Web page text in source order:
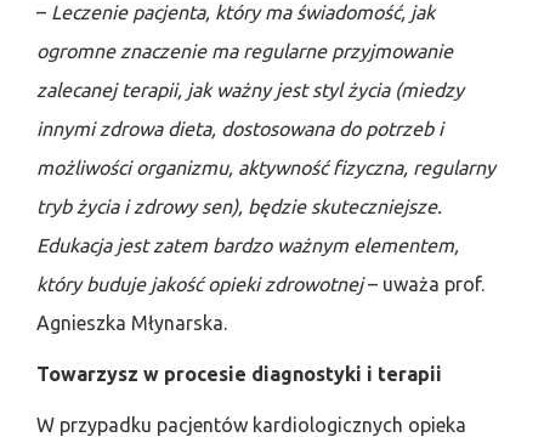
– Leczenie pacjenta, który ma świadomość, jak
ogromne znaczenie ma regularne przyjmowanie
zalecanej terapii, jak ważny jest styl życia (miedzy
innymi zdrowa dieta, dostosowana do potrzeb i
możliwości organizmu, aktywność fizyczna, regularny
tryb życia i zdrowy sen), będzie skuteczniejsze.
Edukacja jest zatem bardzo ważnym elementem,
który buduje jakość opieki zdrowotnej– uważa prof.
Agnieszka Młynarska.
Towarzysz w procesie diagnostyki i terapii
W przypadku pacjentów kardiologicznych opieka